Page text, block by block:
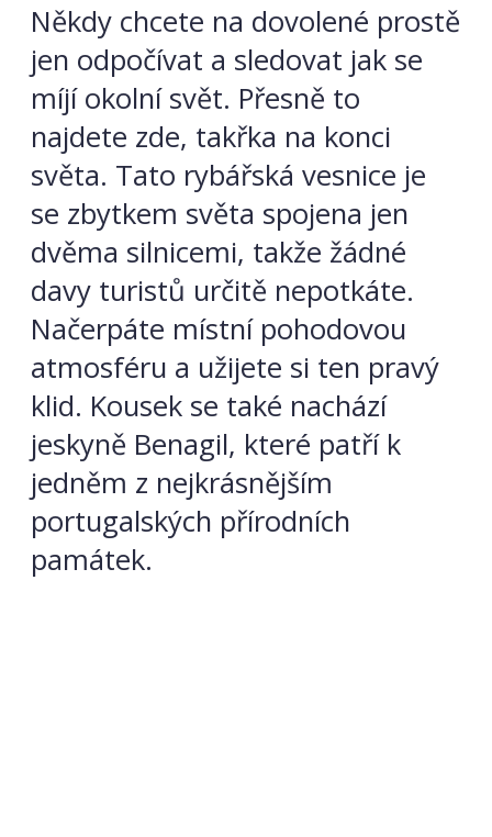
Někdy chcete na dovolené prostě
jen odpočívat a sledovat jak se
míjí okolní svět. Přesně to
najdete zde, takřka na konci
světa. Tato rybářská vesnice je
se zbytkem světa spojena jen
dvěma silnicemi, takže žádné
davy turistů určitě nepotkáte.
Načerpáte místní pohodovou
atmosféru a užijete si ten pravý
klid. Kousek se také nachází
jeskyně Benagil, které patří k
jedněm z nejkrásnějším
portugalských přírodních
památek.